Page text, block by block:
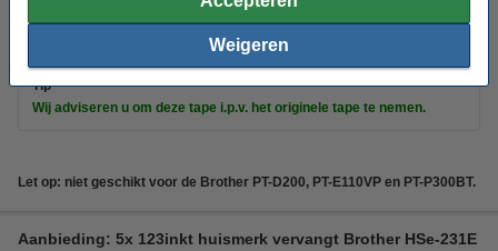
Weigeren
Tip
Wij adviseren u om deze tape i.p.v. het originele tape te nemen.
Let op: niet geschikt voor de Brother PT-D200, PT-E110VP en PT-P300BT.
Aanbieding: 5x 123inkt huismerk vervangt Brother HSe-231E